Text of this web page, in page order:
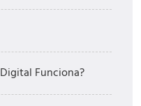
Funciona?